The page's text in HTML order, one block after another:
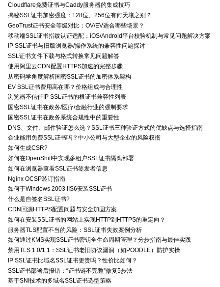
Cloudflare免费证书与Caddy服务器的集成技巧
揭秘SSL证书加密强度：128位、256位有何天壤之别？
GeoTrust证书安全等级对比：OV/EV适合哪些场景？
移动端SSL证书指纹认证适配：iOS/Android平台校验机制与常见问题解决方案
IP SSL证书与旧版浏览器/操作系统的兼容性问题探讨
SSL证书文件下载与格式转换常见问题解答
使用阿里云CDN配置HTTPS加速的完整步骤
从密码学角度解析国密SSL证书的加密体系架构
EV SSL证书费用高在哪？价格组成与合理性
浏览器不信任IP SSL证书的根证书兼容性列表
国密SSL证书在政务/医疗/金融行业的强制要求
国密SSL证书在政务系统合规性中的重要性
DNS、文件、邮件验证怎么选？SSL证书三种验证方式的优缺点与选择指南
企业能用免费SSL证书吗？中小公司与大型企业的风险权衡
如何生成CSR?
如何在OpenShift中实现多租户SSL证书隔离部署
如何在浏览器查看SSL证书签发者信息
Nginx OCSP装订指南
如何于Windows 2003 IIS6安装SSL证书
什么是自签名SSL证书?
CDN回源HTTPS配置问题与安全加固方案
如何在安装SSL证书的网站上实现HTTP到HTTPS的重定向？
服务器TLS配置不当的风险：SSL证书失效案例分析
如何通过KMS实现SSL证书密钥全生命周期管理？分步指南与最佳实践
禁用TLS 1.0/1.1：SSL证书老旧协议漏洞（如POODLE）防护实操
IP SSL证书比域名SSL证书更贵吗？性价比如何？
SSL证书部署后报错：“证书链不完整”修复5步法
基于SNI技术的多域名SSL证书选型策略